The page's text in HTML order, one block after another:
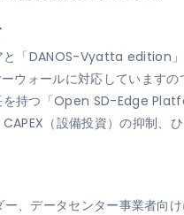
「DANOS-Vyatta edition
ウォールに対応しています
持つ「Open SD-Edge
（設備投資）の抑制、
、データセンター事業者向